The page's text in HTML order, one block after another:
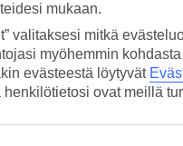
mukaan.
valitaksesi mitkä
myöhemmin
evästeestä löytyvät
henkilötietosi ovat meillä